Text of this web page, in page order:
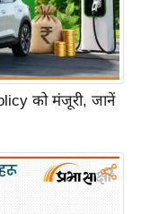
को मंजूरी, जानें